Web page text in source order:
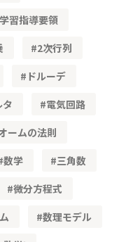
習指導要領
2次行列
ドルーデ
タ
電気回路
ームの法則
数学
三角数
微分方程式
数理モデル